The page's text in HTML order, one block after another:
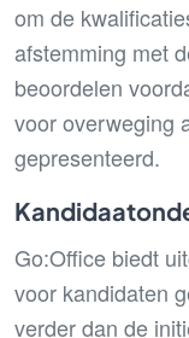
om de
afstemming met
beoordelen
voor overweging
gepresenteerd.
Go:Office biedt
voor kandidaten
verder dan de